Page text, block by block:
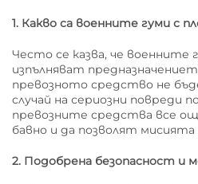
1. Какво са военните гуми с
Често се казва, че военните
изпълняват
превозното средство не
случай на сериозни повреди
превозните средства все
бавно и да позволят
2. Подобрена безопасност и